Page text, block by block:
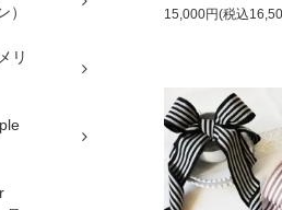
）
リ
15,000円(税込